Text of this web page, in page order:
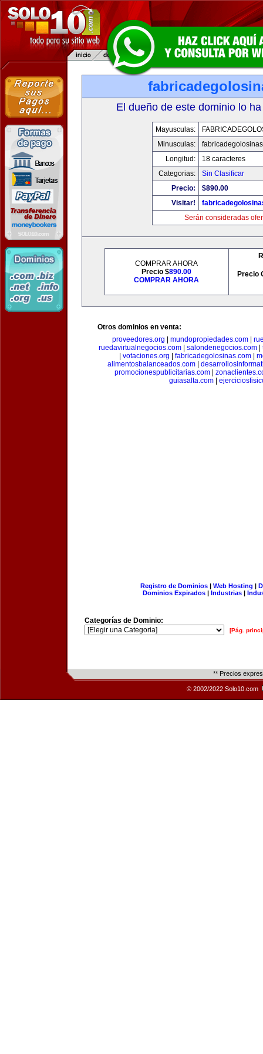
El dueño de este dominio lo
Mayusculas:
Minusculas:
Longitud:
18 caracteres
Categorias:
Sin Clasificar
Precio:
$890.00
Visitar!
Serán consideradas
COMPRAR AHORA
Precio $890.00
COMPRAR AHORA
Precio
Otros dominios en venta:
proveedores.org
mundopropiedades.com|
ruedavirtualnegocios.com| salondenegocios.com|
votaciones.org fabricadegolosinas.com
alimentosbalanceados.com
promocionespublicitarias.com|
guiasalta.com|
Registro de Dominios| Web Hosting |
Dominios Expirados | Industrias |
Categorías de Dominio:
[Pág.
** Precios
© 2002/2022 Solo10.com